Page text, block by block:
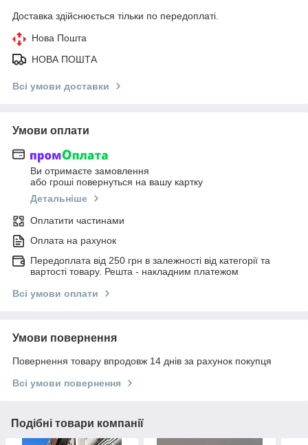
Доставка здійснюється тільки по передоплаті.
Нова Пошта
НОВА ПОШТА
Всі умови доставки
Умови оплати
Ви отримаєте замовлення
або гроші повернуться на вашу картку
Детальніше
Оплатити частинами
Оплата на рахунок
Передоплата від 250 грн в залежності від категорії та
вартості товару. Решта - накладним платежом
Всі умови оплати
Умови повернення
Повернення товару впродовж 14 днів за рахунок покупця
Всі умови повернення
Подібні товари компанії